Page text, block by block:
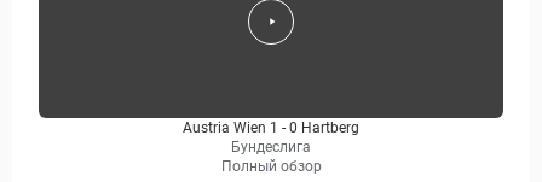
Austria Wien 1 - 0 Hartberg
Бундеслига
Полный обзор